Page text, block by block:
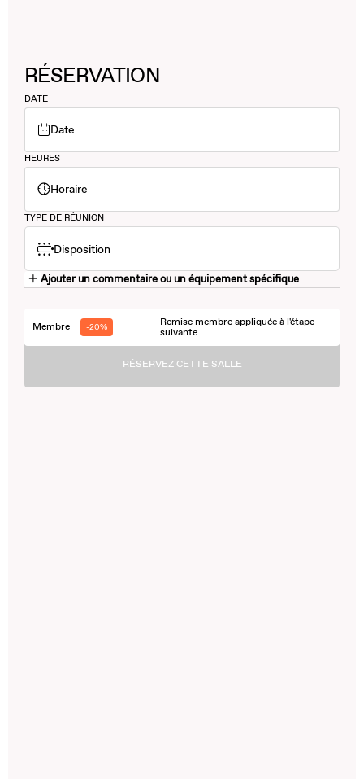
RÉSERVATION
DATE
Date
HEURES
Horaire
TYPE DE RÉUNION
Disposition
Ajouter un commentaire ou un équipement spécifique
Membre -20%
Remise membre appliquée à l'étape
suivante.
RÉSERVEZ CETTE SALLE